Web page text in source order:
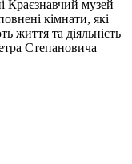
Краєзнавчий музей
кімнати, які
життя та діяльність
Степановича